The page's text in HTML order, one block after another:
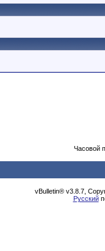
Часовой
vBulletin® v3.8.7,
Русский